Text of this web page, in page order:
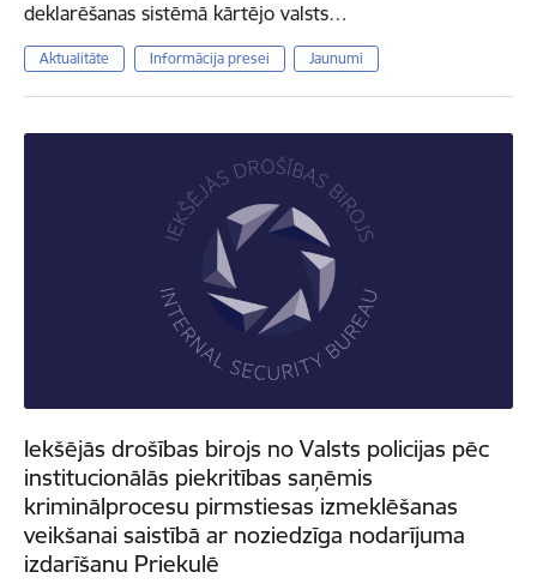
deklarēšanas sistēmā kārtējo valsts…
Aktualitāte Informācija presei Jaunumi
Iekšējās drošības birojs no Valsts policijas pēc
institucionālās piekritības saņēmis
kriminālprocesu pirmstiesas izmeklēšanas
veikšanai saistībā ar noziedzīga nodarījuma
izdarīšanu Priekulē